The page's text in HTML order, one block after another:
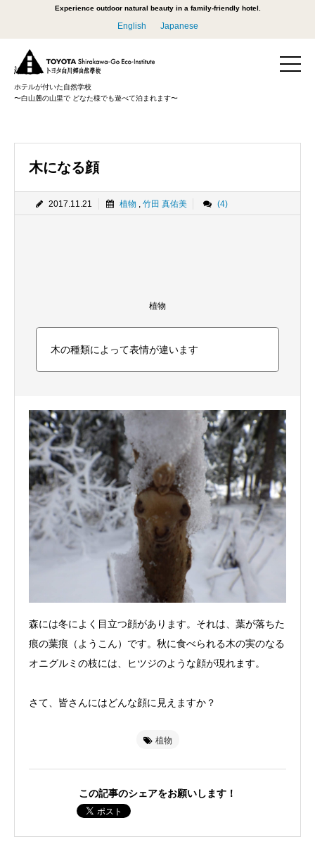
Experience outdoor natural beauty in a family-friendly hotel.
English Japanese
ホテルが付いた自然学校
〜白山麓の山里で どなた様でも遊べて泊まれます〜
木になる顔
2017.11.21 植物 , 竹田 真佑美 (4)
植物
木の種類によって表情が違います
森には冬によく目立つ顔があります。それは、葉が落ちた
痕の葉痕（ようこん）です。秋に食べられる木の実のなる
オニグルミの枝には、ヒツジのような顔が現れます。
さて、皆さんにはどんな顔に見えますか？
植物
この記事のシェアをお願いします！